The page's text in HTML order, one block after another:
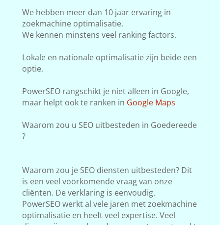
We hebben meer dan 10 jaar ervaring in
zoekmachine optimalisatie.
We kennen minstens veel ranking factors.
Lokale en nationale optimalisatie zijn beide een
optie.
PowerSEO rangschikt je niet alleen in Google,
maar helpt ook te ranken in Google Maps
Waarom zou u SEO uitbesteden in Goedereede
?
Waarom zou je SEO diensten uitbesteden? Dit
is een veel voorkomende vraag van onze
cliënten. De verklaring is eenvoudig.
PowerSEO werkt al vele jaren met zoekmachine
optimalisatie en heeft veel expertise. Veel